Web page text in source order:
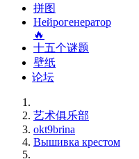
拼图
Нейрогенератор
🔥
十五个谜题
壁纸
论坛
艺术俱乐部
okt9brina
Вышивка крестом